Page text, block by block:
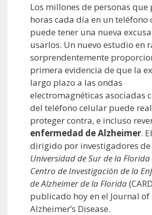
Los millones de personas que
horas cada día en un teléfono
puede tener una nueva
usarlos. Un nuevo estudio en
sorprendentemente
primera evidencia de que la
largo plazo a las ondas
electromagnéticas asociadas
del teléfono celular puede
proteger contra, e incluso
enfermedad de Alzheimer.
dirigido por investigadores de
Universidad de Sur de la Florida
Centro de Investigación de la
de Alzheimer de la Florida
publicado hoy en el Journal of
Alzheimer’s Disease.